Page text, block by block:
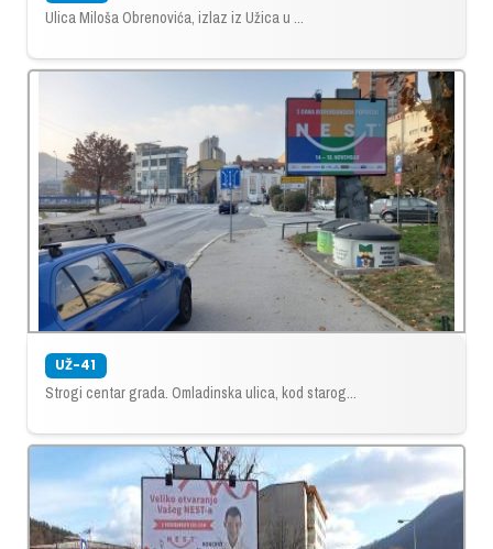
Ulica Miloša Obrenovića, izlaz iz Užica u ...
UŽ-41
Strogi centar grada. Omladinska ulica, kod starog...